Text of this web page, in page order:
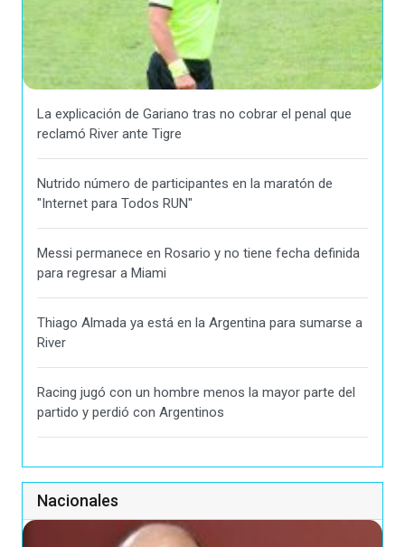
La explicación de Gariano tras no cobrar el penal que
reclamó River ante Tigre
Nutrido número de participantes en la maratón de
"Internet para Todos RUN"
Messi permanece en Rosario y no tiene fecha definida
para regresar a Miami
Thiago Almada ya está en la Argentina para sumarse a
River
Racing jugó con un hombre menos la mayor parte del
partido y perdió con Argentinos
Nacionales